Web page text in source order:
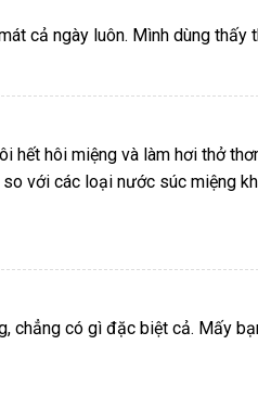
cả ngày luôn. Mình dùng thấy
hết hôi miệng và làm hơi thở
với các loại nước súc miệng
chẳng có gì đặc biệt cả. Mấy